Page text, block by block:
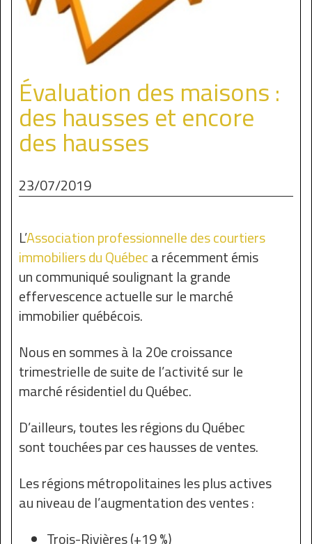
Évaluation des maisons :
des hausses et encore
des hausses
23/07/2019
L’Association professionnelle des courtiers
immobiliers du Québeca récemment émis
un communiqué soulignant la grande
effervescence actuelle sur le marché
immobilier québécois.
Nous en sommes à la 20e croissance
trimestrielle de suite de l’activité sur le
marché résidentiel du Québec.
D’ailleurs, toutes les régions du Québec
sont touchées par ces hausses de ventes.
Les régions métropolitaines les plus actives
au niveau de l’augmentation des ventes :
Trois-Rivières (+19 %)